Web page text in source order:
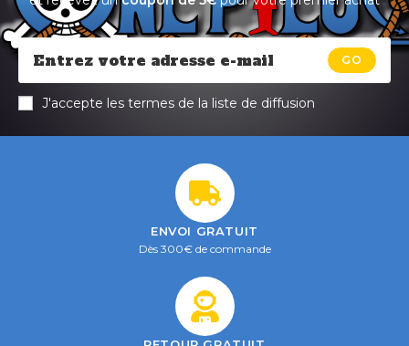
GO
J'accepte les termes de la liste de diffusion
ENVOI GRATUIT
Dès 300€ de commande